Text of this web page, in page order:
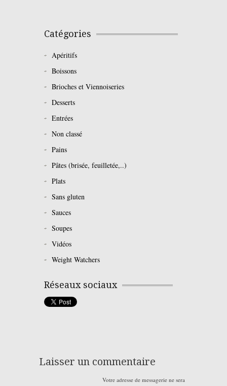
Catégories
Apéritifs
Boissons
Brioches et Viennoiseries
Desserts
Entrées
Non classé
Pains
Pâtes (brisée, feuilletée,..)
Plats
Sans gluten
Sauces
Soupes
Vidéos
Weight Watchers
Réseaux sociaux
Laisser un commentaire
Votre adresse de messagerie ne sera